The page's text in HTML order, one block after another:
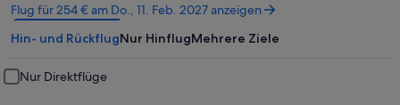
Flug für 254 € am Do., 11. Feb. 2027 anzeigen
Wird
in
einem
Fenster
geöffnet
Hin- und RückflugNur HinflugMehrere Ziele
Nur Direktflüge